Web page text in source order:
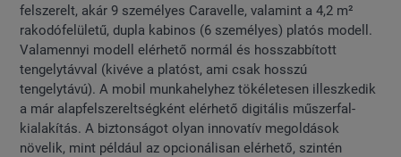
felszerelt, akár 9 személyes Caravelle, valamint a 4,2 m²
rakodófelületű, dupla kabinos (6 személyes) platós modell.
Valamennyi modell elérhető normál és hosszabbított
tengelytávval (kivéve a platóst, ami csak hosszú
tengelytávú). A mobil munkahelyhez tökéletesen illeszkedik
a már alapfelszereltségként elérhető digitális műszerfal-
kialakítás. A biztonságot olyan innovatív megoldások
növelik, mint például az opcionálisan elérhető, szintén